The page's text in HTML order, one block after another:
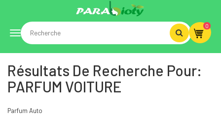
Toggle
navigation
0
Résultats De Recherche Pour:
PARFUM VOITURE
Parfum Auto